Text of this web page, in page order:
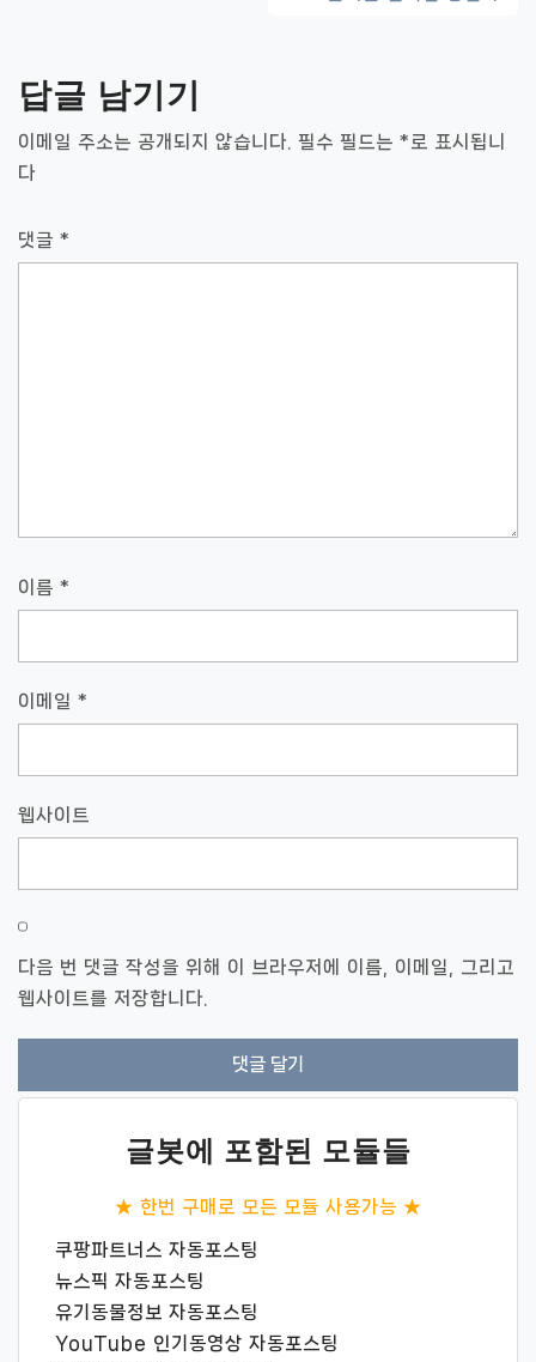
이
션
답글 남기기
이메일 주소는 공개되지 않습니다. 필수 필드는 * 로 표시됩니
다
댓글 *
이름 *
이메일 *
웹사이트
다음 번 댓글 작성을 위해 이 브라우저에 이름, 이메일, 그리고
웹사이트를 저장합니다.
글봇에 포함된 모듈들
★ 한번 구매로 모든 모듈 사용가능 ★
쿠팡파트너스 자동포스팅
뉴스픽 자동포스팅
유기동물정보 자동포스팅
YouTube 인기동영상 자동포스팅